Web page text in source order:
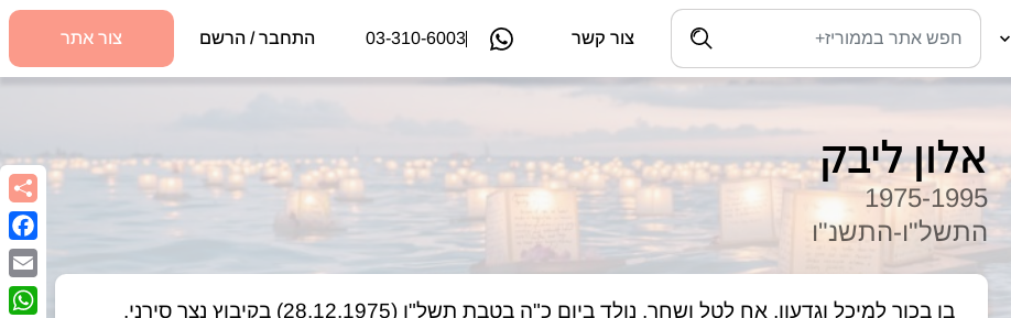
צור קשר 03-310-6003 התחבר / הרשם צור אתר
אלון ליבק
1975-1995
התשל"ו-התשנ"ו